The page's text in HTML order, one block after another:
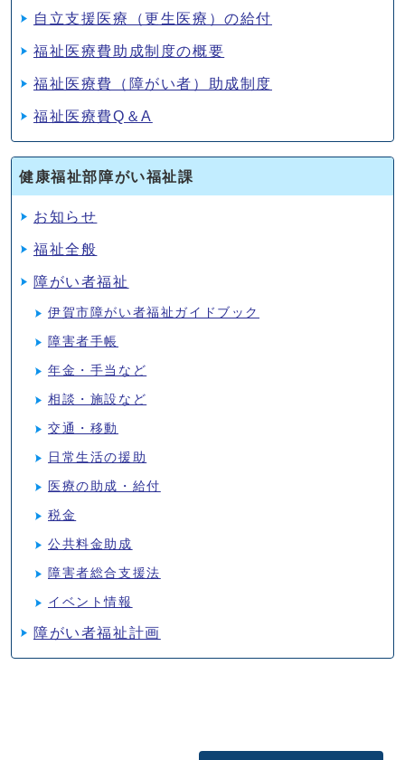
自立支援医療（更生医療）の給付
福祉医療費助成制度の概要
福祉医療費（障がい者）助成制度
福祉医療費Q＆A
健康福祉部障がい福祉課
お知らせ
福祉全般
障がい者福祉
伊賀市障がい者福祉ガイドブック
障害者手帳
年金・手当など
相談・施設など
交通・移動
日常生活の援助
医療の助成・給付
税金
公共料金助成
障害者総合支援法
イベント情報
障がい者福祉計画